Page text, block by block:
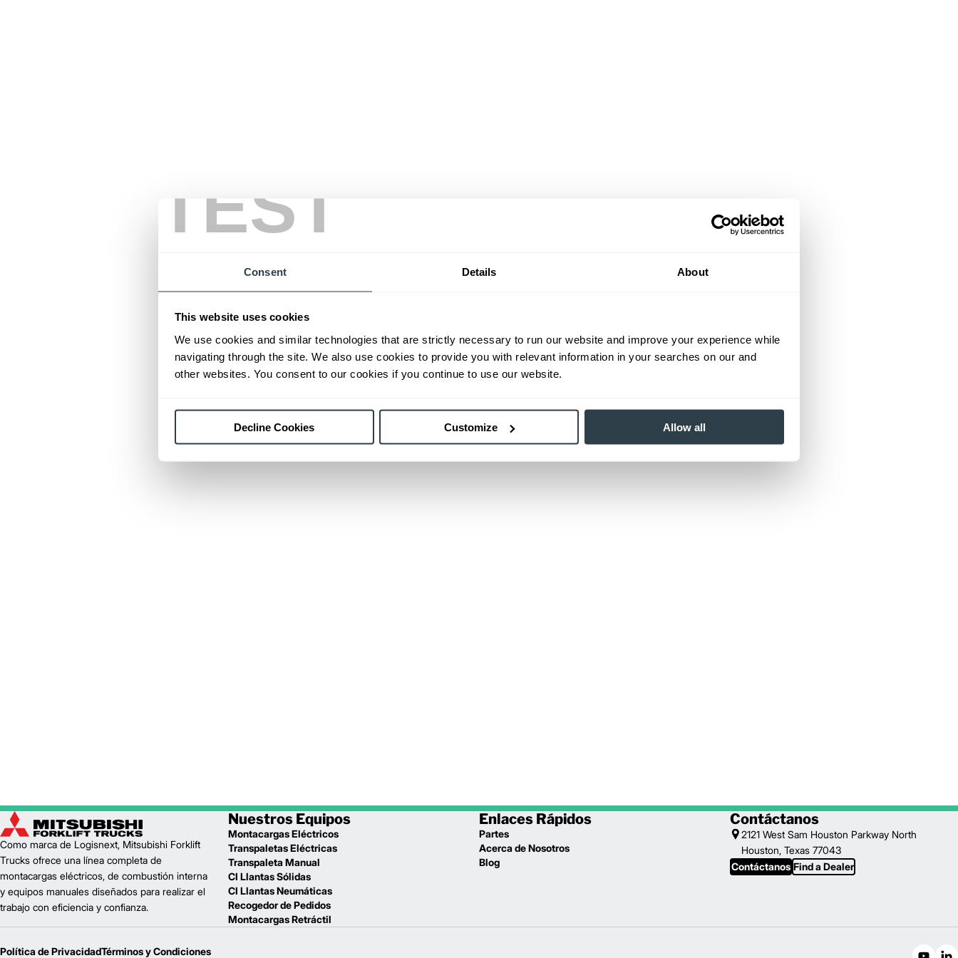
TEST
Consent Details About
This website uses cookies
We use cookies and similar technologies that are strictly necessary to run our website and improve your experience while
navigating through the site. We also use cookies to provide you with relevant information in your searches on our and
other websites. You consent to our cookies if you continue to use our website.
Decline Cookies Customize Allow all
Como marca de Logisnext, Mitsubishi Forklift
Trucks ofrece una línea completa de
montacargas eléctricos, de combustión interna
y equipos manuales diseñados para realizar el
trabajo con eficiencia y confianza.
Nuestros Equipos
Montacargas Eléctricos
Transpaletas Eléctricas
Transpaleta Manual
CI Llantas Sólidas
CI Llantas Neumáticas
Recogedor de Pedidos
Montacargas Retráctil
Enlaces Rápidos
Partes
Acerca de Nosotros
Blog
Contáctanos
2121 West Sam Houston Parkway North
Houston, Texas 77043
Contáctanos Find a Dealer
Política de PrivacidadTérminos y Condiciones